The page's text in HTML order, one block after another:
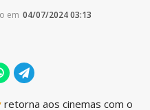
em 04/07/2024 03:13
retorna aos cinemas com o